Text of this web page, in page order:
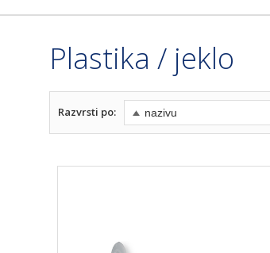
Plastika / jeklo
Razvrsti po: